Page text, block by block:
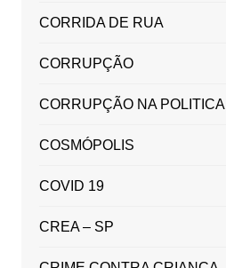
CORRIDA DE RUA
CORRUPÇÃO
CORRUPÇÃO NA POLITICA
COSMÓPOLIS
COVID 19
CREA – SP